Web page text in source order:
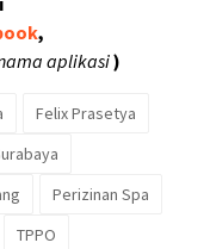
,
aplikasi)
Felix Prasetya
Perizinan Spa
TPPO